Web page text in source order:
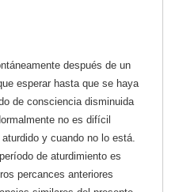
después de un
esperar hasta que se haya
de consciencia disminuida
no es difícil
y cuando no lo está.
de aturdimiento es
percances anteriores